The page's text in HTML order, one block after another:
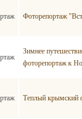
Фоторепортаж
Зимнее
фоторепортаж к
Теплый крымский